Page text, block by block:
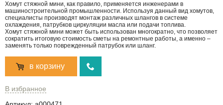
Хомут стяжной мини, как правило, применяется инженерами в
машиностроительной промышленности. Используя данный вид хомутов,
специалисты производят монтаж различных шлангов в системе
охлаждения, патрубков циркуляции масла или подачи топлива.
Хомут стяжной мини может быть использован многократно, что позволяет
сократить итоговую стоимость сметы на ремонтные работы, а именно –
заменять только поврежденный патрубок или шланг.
в корзину
В избранное